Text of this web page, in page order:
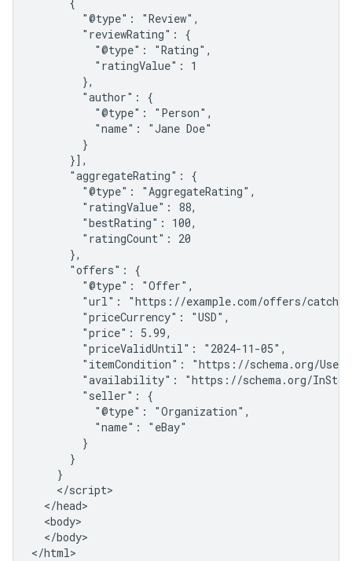
        "@type": "Review",
        "reviewRating": {
          "@type": "Rating",
          "ratingValue": 1
        },
        "author": {
          "@type": "Person",
          "name": "Jane Doe"
        }
      }],
      "aggregateRating": {
        "@type": "AggregateRating",
        "ratingValue": 88,
        "bestRating": 100,
        "ratingCount": 20
      },
      "offers": {
        "@type": "Offer",
"url": "https://example.com/offers/
        "priceCurrency": "USD",
        "price": 5.99,
        "priceValidUntil": "2024-11-05",
"itemCondition": "https://schema.org/
"availability": "https://schema.org/
        "seller": {
          "@type": "Organization",
          "name": "eBay"
        }
      }
    }
    </script>
  </head>
  <body>
  </body>
</html>